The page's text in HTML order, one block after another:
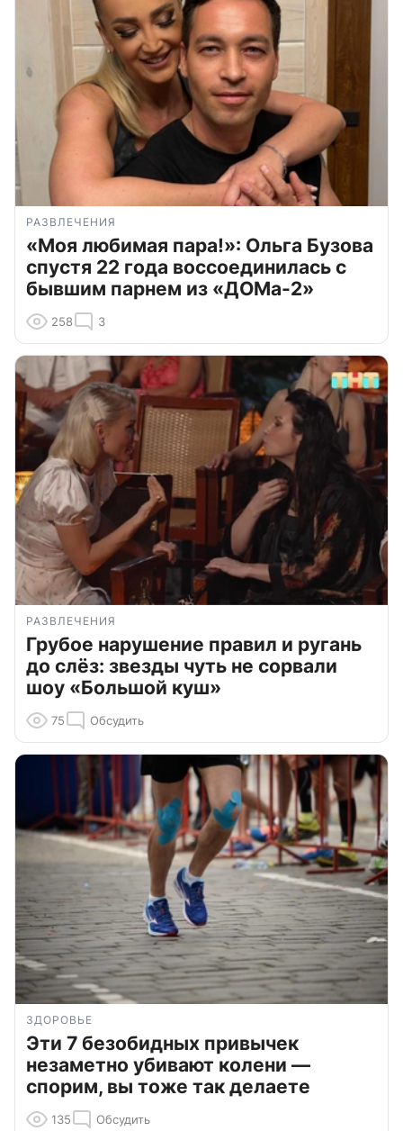
РАЗВЛЕЧЕНИЯ
«Моя любимая пара!»: Ольга Бузова
спустя 22 года воссоединилась с
бывшим парнем из «ДОМа-2»
258 3
РАЗВЛЕЧЕНИЯ
Грубое нарушение правил и ругань
до слёз: звезды чуть не сорвали
шоу «Большой куш»
75 Обсудить
ЗДОРОВЬЕ
Эти 7 безобидных привычек
незаметно убивают колени —
спорим, вы тоже так делаете
135 Обсудить